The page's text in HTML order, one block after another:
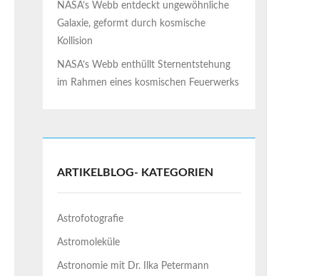
NASA’s Webb entdeckt ungewöhnliche
Galaxie, geformt durch kosmische
Kollision
NASA’s Webb enthüllt Sternentstehung
im Rahmen eines kosmischen Feuerwerks
ARTIKELBLOG- KATEGORIEN
Astrofotografie
Astromoleküle
Astronomie mit Dr. Ilka Petermann